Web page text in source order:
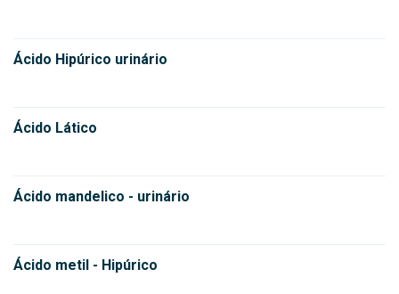
Ácido Hipúrico urinário
Ácido Lático
Ácido mandelico - urinário
Ácido metil - Hipúrico